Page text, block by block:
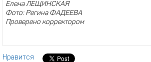
Елена ЛЕЩИНСКАЯ
Фото: Регина ФАДЕЕВА
Проверено корректором
Нравится